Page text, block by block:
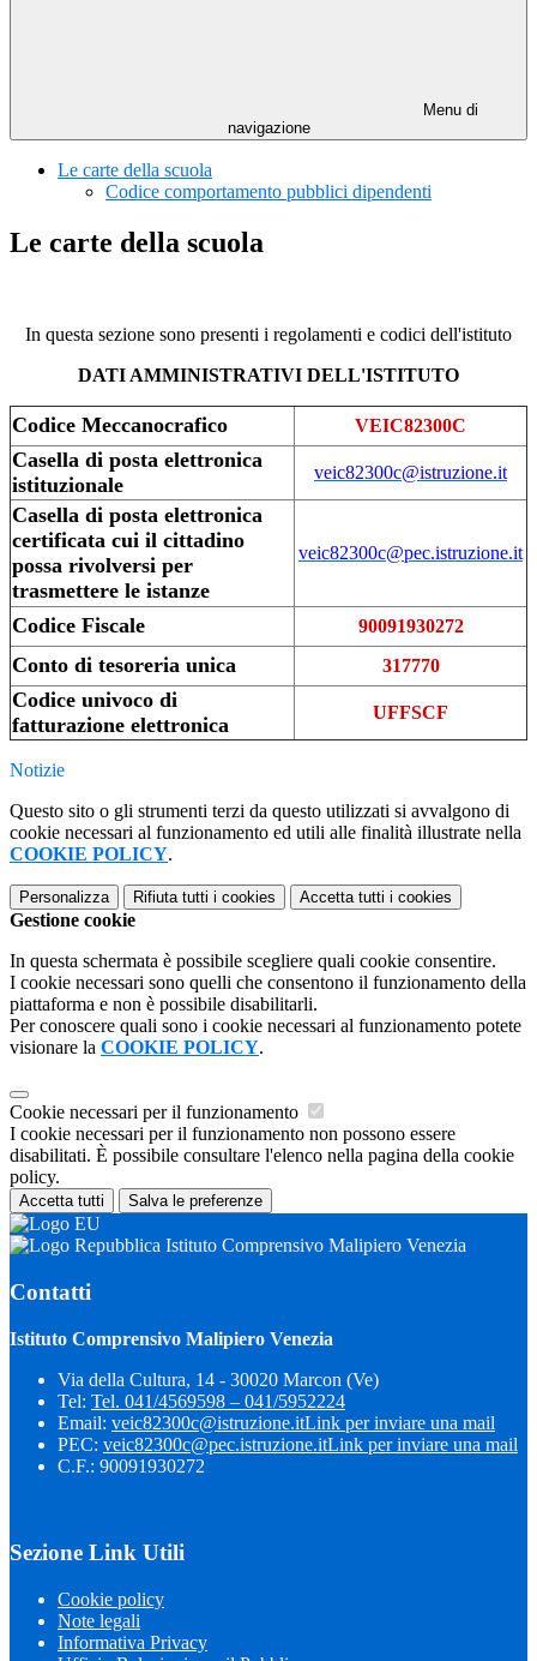
Menu di
navigazione
Le carte della scuola
Codice comportamento pubblici dipendenti
Le carte della scuola
In questa sezione sono presenti i regolamenti e codici dell'istituto
DATI AMMINISTRATIVI DELL'ISTITUTO
Codice Meccanocrafico VEIC82300C
Casella di posta elettronica
istituzionale
veic82300c@istruzione.it
Casella di posta elettronica
certificata cui il cittadino
possa rivolversi per
trasmettere le istanze
veic82300c@pec.istruzione.it
Codice Fiscale 90091930272
Conto di tesoreria unica 317770
Codice univoco di
fatturazione elettronica
UFFSCF
Notizie
Questo sito o gli strumenti terzi da questo utilizzati si avvalgono di
cookie necessari al funzionamento ed utili alle finalità illustrate nella
COOKIE POLICY.
Personalizza Rifiuta tutti i cookies Accetta tutti i cookies
Gestione cookie
In questa schermata è possibile scegliere quali cookie consentire.
I cookie necessari sono quelli che consentono il funzionamento della
piattaforma e non è possibile disabilitarli.
Per conoscere quali sono i cookie necessari al funzionamento potete
visionare la COOKIE POLICY.
Cookie necessari per il funzionamento
I cookie necessari per il funzionamento non possono essere
disabilitati. È possibile consultare l'elenco nella pagina della cookie
policy.
Accetta tutti Salva le preferenze
Istituto Comprensivo Malipiero Venezia
Contatti
Istituto Comprensivo Malipiero Venezia
Via della Cultura, 14 - 30020 Marcon (Ve)
Tel: Tel. 041/4569598 – 041/5952224
Email: veic82300c@istruzione.itLink per inviare una mail
PEC: veic82300c@pec.istruzione.itLink per inviare una mail
C.F.: 90091930272
Sezione Link Utili
Cookie policy
Note legali
Informativa Privacy